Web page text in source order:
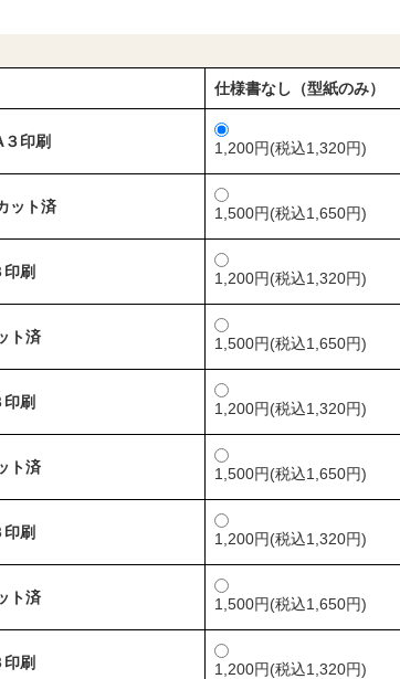
仕様書なし（型紙のみ）
印刷 1,200円(税込1,320円)
ット済 1,500円(税込1,650円)
刷 1,200円(税込1,320円)
ト済 1,500円(税込1,650円)
刷 1,200円(税込1,320円)
ト済 1,500円(税込1,650円)
刷 1,200円(税込1,320円)
ト済 1,500円(税込1,650円)
刷 1,200円(税込1,320円)